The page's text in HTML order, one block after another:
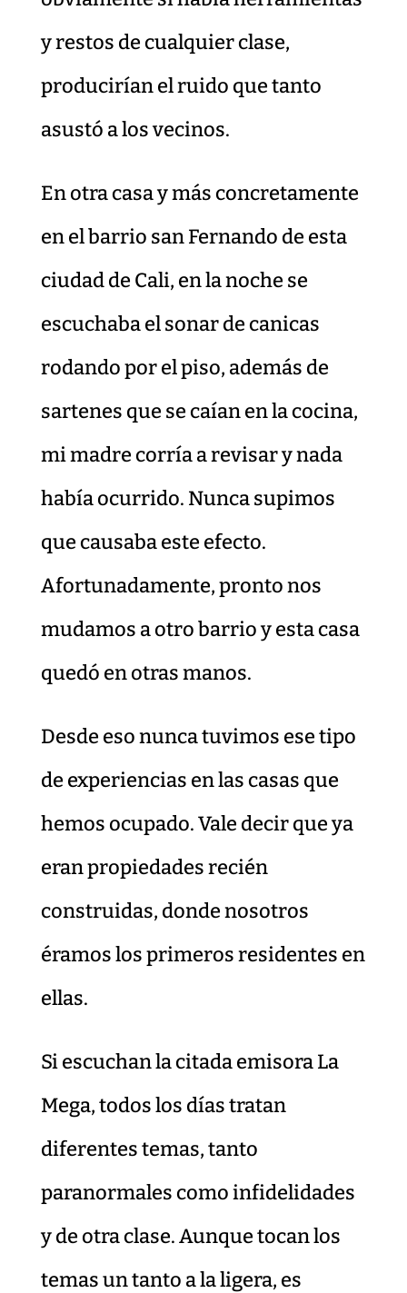
y restos de cualquier clase,
producirían el ruido que tanto
asustó a los vecinos.
En otra casa y más concretamente
en el barrio san Fernando de esta
ciudad de Cali, en la noche se
escuchaba el sonar de canicas
rodando por el piso, además de
sartenes que se caían en la cocina,
mi madre corría a revisar y nada
había ocurrido. Nunca supimos
que causaba este efecto.
Afortunadamente, pronto nos
mudamos a otro barrio y esta casa
quedó en otras manos.
Desde eso nunca tuvimos ese tipo
de experiencias en las casas que
hemos ocupado. Vale decir que ya
eran propiedades recién
construidas, donde nosotros
éramos los primeros residentes en
ellas.
Si escuchan la citada emisora La
Mega, todos los días tratan
diferentes temas, tanto
paranormales como infidelidades
y de otra clase. Aunque tocan los
temas un tanto a la ligera, es